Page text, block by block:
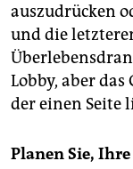
auszudrücken
und die
Lobby, aber
der einen Seite
Planen Sie,